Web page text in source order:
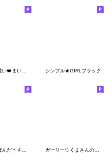
シンプル★GIRLブラック
ガーリー♡くまさんの絵文字2